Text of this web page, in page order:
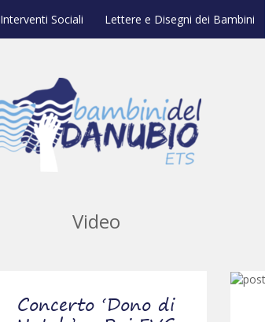
Interventi Sociali Lettere e Disegni dei Bambini
Video
Concerto ‘Dono di